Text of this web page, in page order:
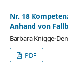
Nr. 18
Anhand von
Barbara Knigge-
PDF